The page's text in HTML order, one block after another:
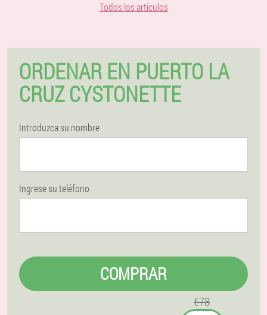
Todos los artículos
ORDENAR EN PUERTO LA
CRUZ CYSTONETTE
Introduzca su nombre
Ingrese su teléfono
COMPRAR
€78